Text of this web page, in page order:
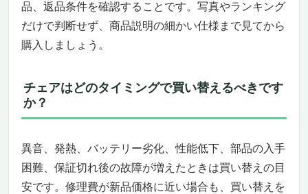
品、返品条件を確認することです。写真やランキング
だけで判断せず、商品説明の細かい仕様まで見てから
購入しましょう。
チェアはどのタイミングで買い替えるべきです
か？
異音、発熱、バッテリー劣化、性能低下、部品の入手
困難、保証切れ後の故障が増えたときは買い替えの目
安です。修理費が新品価格に近い場合も、買い替えを